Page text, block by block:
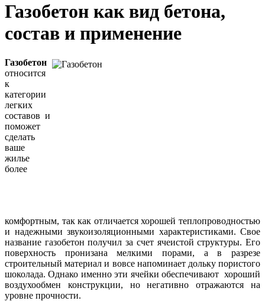
Газобетон как вид бетона,
состав и применение
Газобетон
относится
к
категории
легких
составов и
поможет
сделать
ваше
жилье
более
комфортным, так как отличается хорошей теплопроводностью
и надежными звукоизоляционными характеристиками. Свое
название газобетон получил за счет ячеистой структуры. Его
поверхность пронизана мелкими порами, а в разрезе
строительный материал и вовсе напоминает дольку пористого
шоколада. Однако именно эти ячейки обеспечивают хороший
воздухообмен конструкции, но негативно отражаются на
уровне прочности.